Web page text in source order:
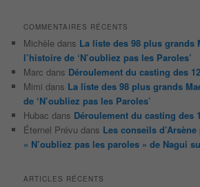
COMMENTAIRES RÉCENTS
Michèle dans La liste des 98 plus grands
l’histoire de ‘N’oubliez pas les Paroles’
Marc dans Déroulement du casting des
Mimi dans La liste des 98 plus grands
de ‘N’oubliez pas les Paroles’
Hubac dans Déroulement du casting des
Éternel Prévu dans Les conseils
« N’oubliez pas les paroles » de Nagui
ARTICLES RÉCENTS